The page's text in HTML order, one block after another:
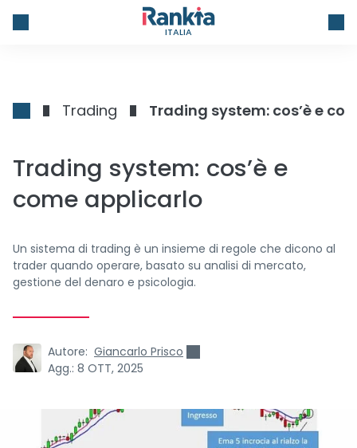
ITALIA
Trading Trading system: cos’è e
Trading system: cos’è e
come applicarlo
Un sistema di trading è un insieme di regole che dicono al
trader quando operare, basato su analisi di mercato,
gestione del denaro e psicologia.
Autore: Giancarlo Prisco
Agg.: 8 OTT, 2025